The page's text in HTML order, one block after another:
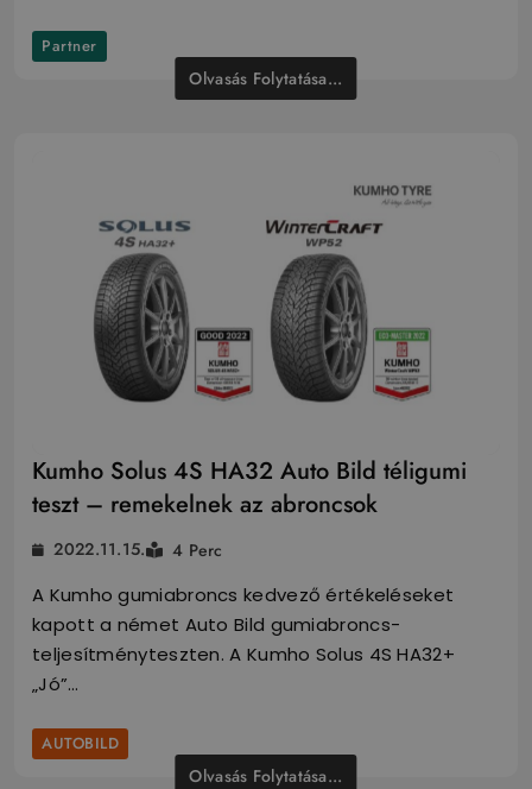
Partner
Olvasás Folytatása...
Kumho Solus 4S HA32 Auto Bild téligumi
teszt – remekelnek az abroncsok
2022.11.15. 4 Perc
A Kumho gumiabroncs kedvező értékeléseket
kapott a német Auto Bild gumiabroncs-
teljesítményteszten. A Kumho Solus 4S HA32+
„Jó”…
AUTOBILD
Olvasás Folytatása...